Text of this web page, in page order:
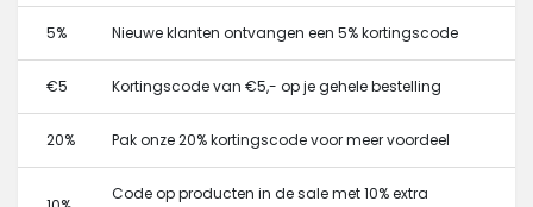
5% Nieuwe klanten ontvangen een 5% kortingscode
€5 Kortingscode van €5,- op je gehele bestelling
20% Pak onze 20% kortingscode voor meer voordeel
Code op producten in de sale met 10% extra